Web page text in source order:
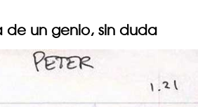
de un genio, sin duda